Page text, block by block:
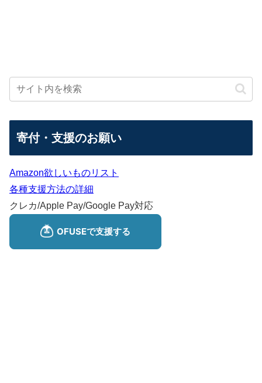
寄付・支援のお願い
Amazon欲しいものリスト
各種支援方法の詳細
クレカ/Apple Pay/Google Pay対応